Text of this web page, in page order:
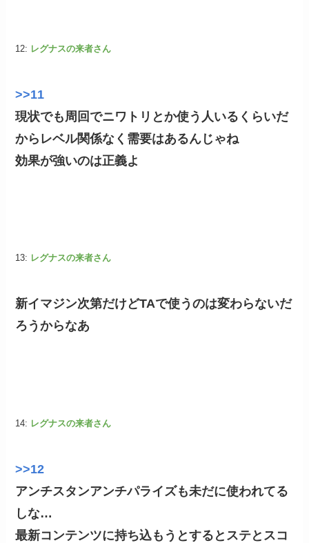
12: レグナスの来者さん
>>11
現状でも周回でニワトリとか使う人いるくらいだ
からレベル関係なく需要はあるんじゃね
効果が強いのは正義よ
13: レグナスの来者さん
新イマジン次第だけどTAで使うのは変わらないだ
ろうからなあ
14: レグナスの来者さん
>>12
アンチスタンアンチパライズも未だに使われてる
しな…
最新コンテンツに持ち込もうとするとステとスコ